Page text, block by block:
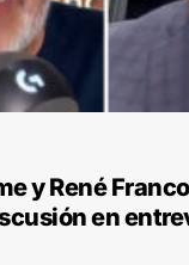
y René
en